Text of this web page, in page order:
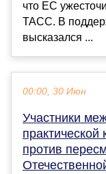
что ЕС
ТАСС. В
высказался ...
00:00, 30 Июн
Участники
против